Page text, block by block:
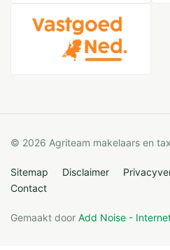
© 2026 Agriteam makelaars en
Sitemap Disclaimer
Contact
Gemaakt door Add Noise -